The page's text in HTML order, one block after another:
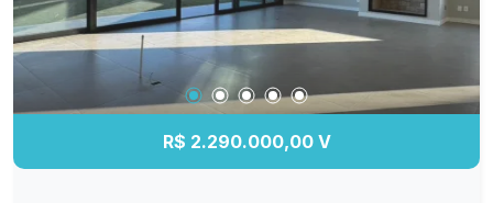
R$ 2.290.000,00 V